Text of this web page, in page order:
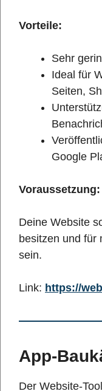
Vorteile:
Sehr
Ideal für
Seiten,
Google
Voraussetzung:
Deine Website
besitzen und für
sein.
Link: https://
App-
Der Website-